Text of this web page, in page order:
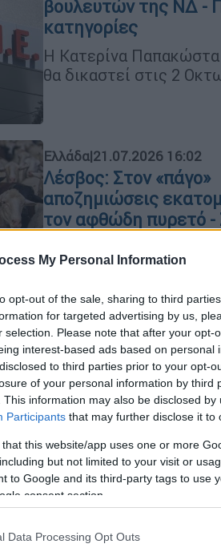
My Personal Information
opt-out of the sale, sharing to third
for targeted advertising by us,
selection. Please note that after your opt-
interest-based ads based on personal
to third parties prior to your opt-
of your personal information by third
This information may also be disclosed
Participants that may further disclose it to
that this website/app uses one or more
but not limited to your visit or
to Google and its third-party tags to use
consent section.
Data Processing Opt Outs
βουλευτών της ΝΔ -
κατηγορίες
Η Κατερίνα
θα δικαστεί στις 2
Ελλάδα|21.07.2026 16:02
Λέσβος: Στον «πάγο»
αποζημιώσεις
τον αφθώδη πυρετό -
Την ίδια ώρα, στο
και οι κτηνίατροι που
τις θανατώσεις των
Πολιτική|16.07.2026 15:41
«Το σκάνδαλο του
γαλάζιο»: Σφοδρή
αντιπολίτευσης μετά
τεσσάρων
Τι δήλωσαν κόμματα
αντιπολίτευσης για τις
σε τέσσερις